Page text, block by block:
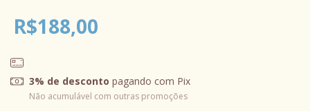
R$188,00
3% de desconto pagando com Pix
Não acumulável com outras promoções